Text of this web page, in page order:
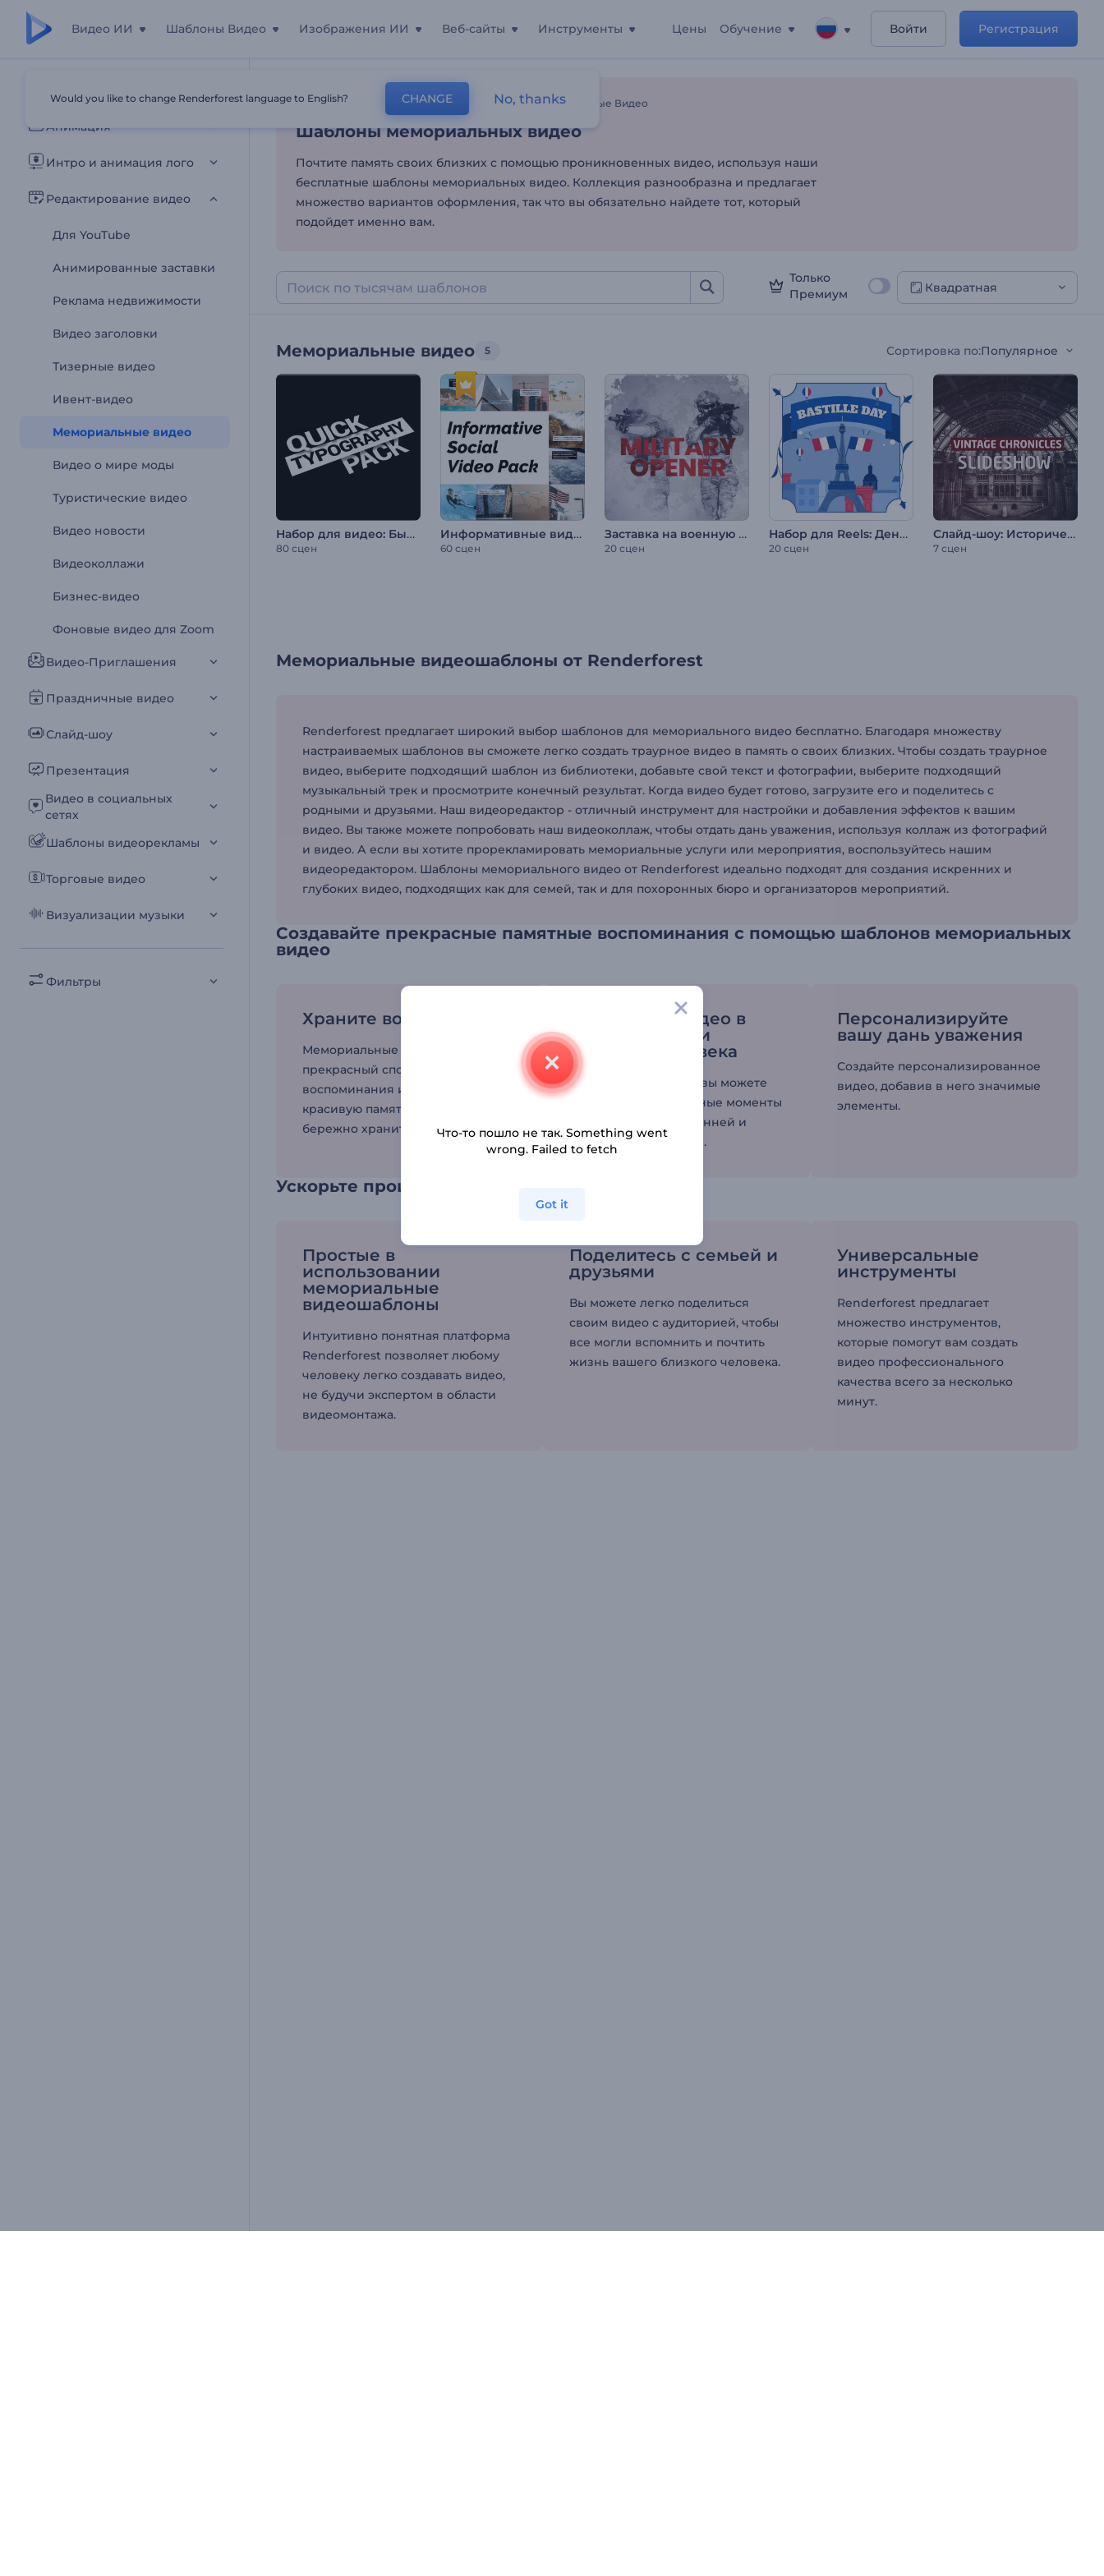
Видео ИИ Шаблоны Видео Изображения ИИ Веб-сайты Инструменты Цены Обучение Войти Регистрация
Все шаблоны
Анимация
Интро и анимация лого
Редактирование видео
Для YouTube
Анимированные заставки
Реклама недвижимости
Видео заголовки
Тизерные видео
Ивент-видео
Мемориальные видео
Видео о мире моды
Туристические видео
Видео новости
Видеоколлажи
Бизнес-видео
Фоновые видео для Zoom
Видео-Приглашения
Праздничные видео
Слайд-шоу
Презентация
Видео в социальных
сетях
Шаблоны видеорекламы
Торговые видео
Визуализации музыки
Фильтры
Шаблоны мемориальных видео
Главная Шаблоны Редактирование Видео Мемориальные Видео
Шаблоны мемориальных видео
Почтите память своих близких с помощью проникновенных видео, используя наши
бесплатные шаблоны мемориальных видео. Коллекция разнообразна и предлагает
множество вариантов оформления, так что вы обязательно найдете тот, который
подойдет именно вам.
Только
Премиум
Квадратная
Мемориальные видео 5 Сортировка по:Популярное
Набор для видео: Быстрая типографика
80 сцен
Информативные видео для соцсетей
60 сцен
Заставка на военную тематику / День Победы
20 сцен
Набор для Reels: День взятия Бастилии
20 сцен
Слайд-шоу: Исторические хроники
7 сцен
Мемориальные видеошаблоны от Renderforest
Renderforest предлагает широкий выбор шаблонов для мемориального видео бесплатно. Благодаря множеству
настраиваемых шаблонов вы сможете легко создать траурное видео в память о своих близких. Чтобы создать траурное
видео, выберите подходящий шаблон из библиотеки, добавьте свой текст и фотографии, выберите подходящий
музыкальный трек и просмотрите конечный результат. Когда видео будет готово, загрузите его и поделитесь с
родными и друзьями. Наш видеоредактор - отличный инструмент для настройки и добавления эффектов к вашим
видео. Вы также можете попробовать наш видеоколлаж, чтобы отдать дань уважения, используя коллаж из фотографий
и видео. А если вы хотите прорекламировать мемориальные услуги или мероприятия, воспользуйтесь нашим
видеоредактором. Шаблоны мемориального видео от Renderforest идеально подходят для создания искренних и
глубоких видео, подходящих как для семей, так и для похоронных бюро и организаторов мероприятий.
Создавайте прекрасные памятные воспоминания с помощью шаблонов мемориальных
видео
Храните воспоминания
Мемориальные видеоролики - это
прекрасный способ сохранить
воспоминания и создать
красивую память, которую можно
бережно хранить долгие годы.
Создавайте видео в
память о жизни
близкого человека
Используя шаблоны, вы можете
запечатлеть прекрасные моменты
и показать их в искренней и
неподдельной форме.
Персонализируйте
вашу дань уважения
Создайте персонализированное
видео, добавив в него значимые
элементы.
Ускорьте процесс создания видео
Простые в
использовании
мемориальные
видеошаблоны
Интуитивно понятная платформа
Renderforest позволяет любому
человеку легко создавать видео,
не будучи экспертом в области
видеомонтажа.
Поделитесь с семьей и
друзьями
Вы можете легко поделиться
своим видео с аудиторией, чтобы
все могли вспомнить и почтить
жизнь вашего близкого человека.
Универсальные
инструменты
Renderforest предлагает
множество инструментов,
которые помогут вам создать
видео профессионального
качества всего за несколько
минут.
Would you like to change Renderforest language to English? CHANGE No, thanks
Что-то пошло не так. Something went
wrong. Failed to fetch
Got it